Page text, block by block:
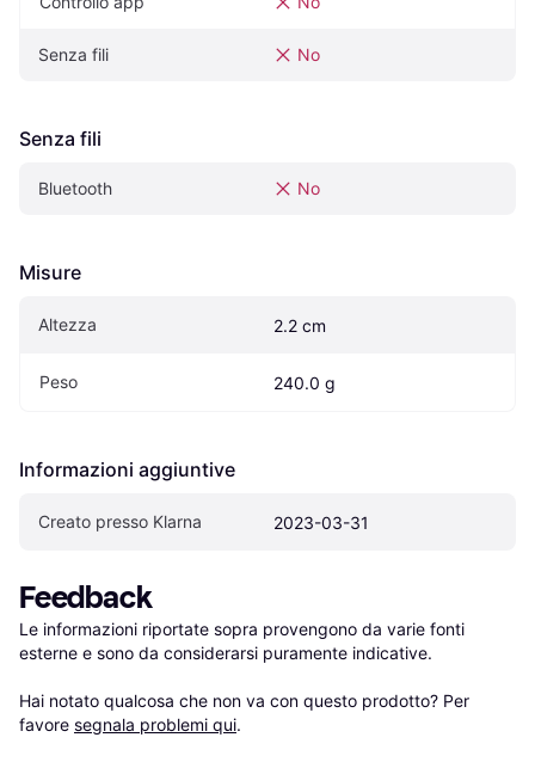
Senza fili No
Senza fili
Bluetooth No
Misure
Altezza 2.2 cm
Peso 240.0 g
Informazioni aggiuntive
Creato presso Klarna 2023-03-31
Feedback
Le informazioni riportate sopra provengono da varie fonti
esterne e sono da considerarsi puramente indicative.
Hai notato qualcosa che non va con questo prodotto? Per
favore segnala problemi qui.